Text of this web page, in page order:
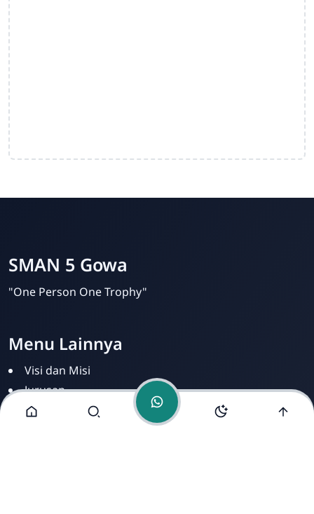
SMAN 5 Gowa
"One Person One Trophy"
Menu Lainnya
Visi dan Misi
Jurusan
Ekstrakurikuler